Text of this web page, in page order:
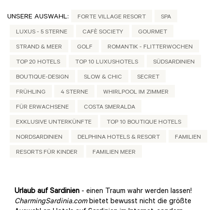
UNSERE AUSWAHL: FORTE VILLAGE RESORT SPA
LUXUS - 5 STERNE CAFÈ SOCIETY GOURMET
STRAND & MEER GOLF ROMANTIK - FLITTERWOCHEN
TOP 20 HOTELS TOP 10 LUXUSHOTELS SÜDSARDINIEN
BOUTIQUE-DESIGN SLOW & CHIC SECRET
FRÜHLING 4 STERNE WHIRLPOOL IM ZIMMER
FÜR ERWACHSENE COSTA SMERALDA
EXKLUSIVE UNTERKÜNFTE TOP 10 BOUTIQUE HOTELS
NORDSARDINIEN DELPHINA HOTELS & RESORT FAMILIEN
RESORTS FÜR KINDER FAMILIEN MEER
Urlaub auf Sardinien - einen Traum wahr werden lassen!
CharmingSardinia.combietet bewusst nicht die größte